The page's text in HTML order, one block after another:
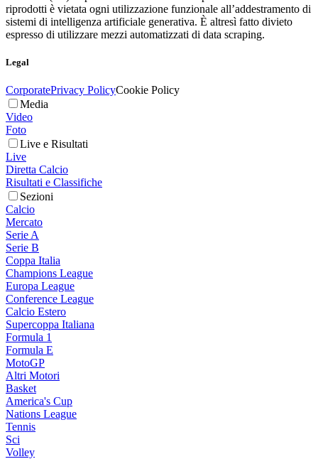
riprodotti è vietata ogni utilizzazione funzionale all’addestramento di
sistemi di intelligenza artificiale generativa. È altresì fatto divieto
espresso di utilizzare mezzi automatizzati di data scraping.
Legal
CorporatePrivacy PolicyCookie Policy
Media
Video
Foto
Live e Risultati
Live
Diretta Calcio
Risultati e Classifiche
Sezioni
Calcio
Mercato
Serie A
Serie B
Coppa Italia
Champions League
Europa League
Conference League
Calcio Estero
Supercoppa Italiana
Formula 1
Formula E
MotoGP
Altri Motori
Basket
America's Cup
Nations League
Tennis
Sci
Volley